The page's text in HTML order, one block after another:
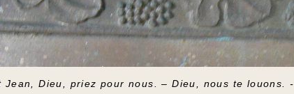
Dieu, priez pour nous. – Dieu, nous te louons. -